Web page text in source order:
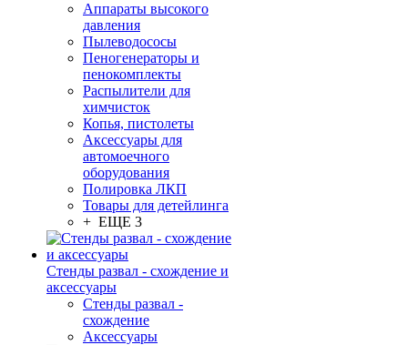
Аппараты высокого
давления
Пылеводососы
Пеногенераторы и
пенокомплекты
Распылители для
химчисток
Копья, пистолеты
Аксессуары для
автомоечного
оборудования
Полировка ЛКП
Товары для детейлинга
+ ЕЩЕ 3
Стенды развал - схождение и
аксессуары
Стенды развал -
схождение
Аксессуары